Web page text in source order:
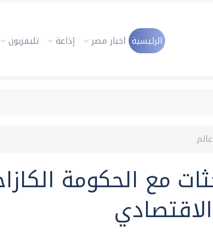
الرئيسية اخبار مصر إذاعة تليفزيون
مع الحكومة